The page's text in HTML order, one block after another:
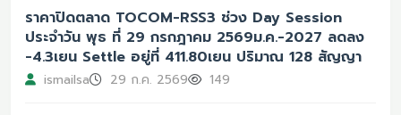
ราคาปิดตลาด TOCOM-RSS3 ช่วง Day Session
ประจำวัน พุธ ที่ 29 กรกฎาคม 2569ม.ค.-2027 ลดลง
-4.3เยน Settle อยู่ที่ 411.80เยน ปริมาณ 128 สัญญา
ismailsa 29 ก.ค. 2569 149